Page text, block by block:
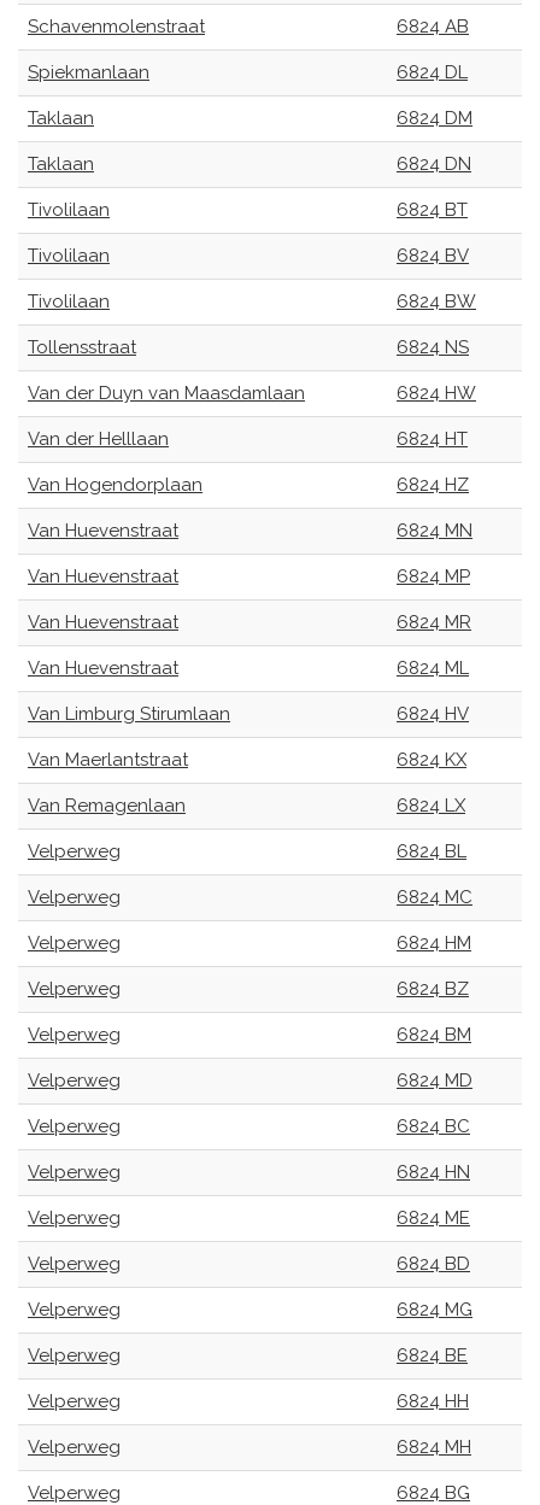
Schavenmolenstraat 6824 AB
Spiekmanlaan 6824 DL
Taklaan 6824 DM
Taklaan 6824 DN
Tivolilaan 6824 BT
Tivolilaan 6824 BV
Tivolilaan 6824 BW
Tollensstraat 6824 NS
Van der Duyn van Maasdamlaan 6824 HW
Van der Helllaan 6824 HT
Van Hogendorplaan 6824 HZ
Van Huevenstraat 6824 MN
Van Huevenstraat 6824 MP
Van Huevenstraat 6824 MR
Van Huevenstraat 6824 ML
Van Limburg Stirumlaan 6824 HV
Van Maerlantstraat 6824 KX
Van Remagenlaan 6824 LX
Velperweg 6824 BL
Velperweg 6824 MC
Velperweg 6824 HM
Velperweg 6824 BZ
Velperweg 6824 BM
Velperweg 6824 MD
Velperweg 6824 BC
Velperweg 6824 HN
Velperweg 6824 ME
Velperweg 6824 BD
Velperweg 6824 MG
Velperweg 6824 BE
Velperweg 6824 HH
Velperweg 6824 MH
Velperweg 6824 BG